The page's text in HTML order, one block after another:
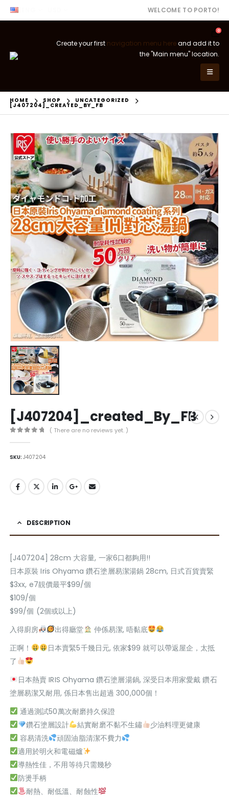
WELCOME TO PORTO!
0
Create your first navigation menu hereand add it to
the "Main menu" location.
HOME SHOP UNCATEGORIZED
[J407204]_CREATED_BY_FB
[J407204]_created_By_FB
( There are no reviews yet. )
SKU:J407204
DESCRIPTION
[J407204] 28cm 大容量, 一家6口都夠用!!
日本原裝 Iris Ohyama 鑽石塗層易潔湯鍋 28cm, 日式百貨賣緊
$3xx, e7靚價最平$99/個
$109/個
$99/個 (2個或以上)
入得廚房
出得廳堂
仲係易潔, 唔黏底
正啊！
日本賣緊5千幾日元, 依家$99 就可以帶返屋企，太抵
了
日本熱賣 IRIS Ohyama 鑽石塗層湯鍋, 深受日本用家愛戴 鑽石
塗層易潔又耐用, 係日本售出超過 300,000個！
通過測試50萬次耐磨持久保證
鑽石塗層設計
結實耐磨不黏不生鏽
少油料理更健康
容易清洗
頑固油脂清潔不費力
適用於明火和電磁爐
導熱性佳，不用等待只需幾秒
防燙手柄
耐熱、耐低溫、耐蝕性